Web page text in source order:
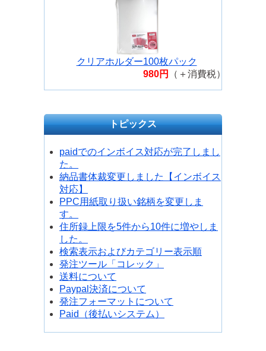
クリアホルダー100枚パック
980円
（＋消費税）
トピックス
paidでのインボイス対応が完了しまし
た。
納品書体裁変更しました【インボイス
対応】
PPC用紙取り扱い銘柄を変更しま
す。
住所録上限を5件から10件に増やしま
した。
検索表示およびカテゴリー表示順
発注ツール「コレック」
送料について
Paypal決済について
発注フォーマットについて
Paid（後払いシステム）